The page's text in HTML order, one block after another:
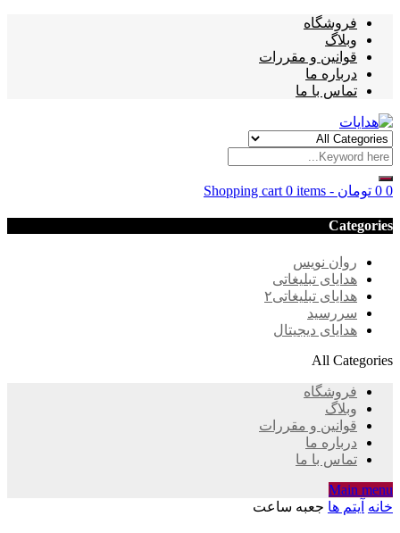
فروشگاه
وبلاگ
قوانین و مقررات
درباره ما
تماس با ما
Shopping cart 0 items - 0 تومان 0
Categories
روان نویس
هدایای تبلیغاتی
هدایای تبلیغاتی۲
سررسید
هدایای دیجیتال
All Categories
فروشگاه
وبلاگ
قوانین و مقررات
درباره ما
تماس با ما
Main menu
خانه آیتم ها جعبه ساعت